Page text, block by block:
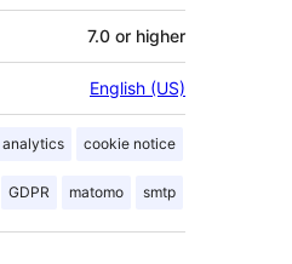
7.0 or higher
English (US)
analytics cookie notice
GDPR matomo smtp